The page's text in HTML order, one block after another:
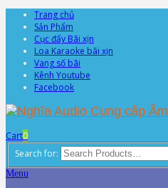
Trang chủ
Sản Phẩm
Cục đẩy Bãi xịn
Loa Karaoke bãi xịn
Vang số bãi
Kênh Youtube
Facebook
Cart0
Search for:
Menu